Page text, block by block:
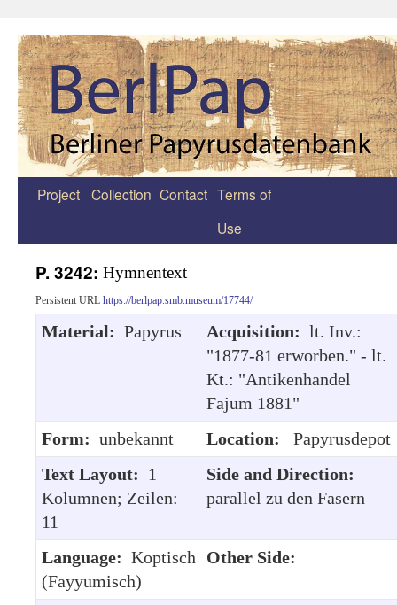
Zum
Project Collection Contact Terms of
Use
P. 3242: Hymnentext
Persistent URL https://berlpap.smb.museum/17744/
Material: Papyrus Acquisition: lt. Inv.:
"1877-81 erworben." - lt.
Kt.: "Antikenhandel
Fajum 1881"
Form: unbekannt Location:
Papyrusdepot
Text Layout: 1
Kolumnen; Zeilen:
11
Side and Direction:
parallel zu den Fasern
Language: Koptisch
(Fayyumisch)
Other Side: